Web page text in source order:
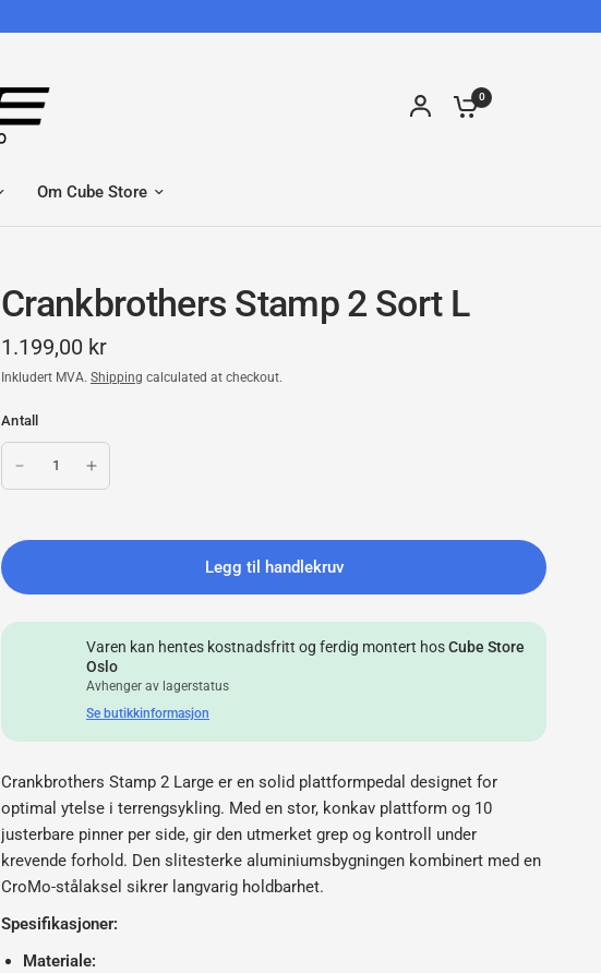
0
Om Cube Store
Crankbrothers Stamp 2 Sort L
1.199,00 kr
Inkludert MVA. Shipping calculated at checkout.
Antall
Legg til handlekruv
Varen kan hentes kostnadsfritt og ferdig montert hosCube Store
Oslo
Avhenger av lagerstatus
Se butikkinformasjon
Crankbrothers Stamp 2 Large er en solid plattformpedal designet for
optimal ytelse i terrengsykling. Med en stor, konkav plattform og 10
justerbare pinner per side, gir den utmerket grep og kontroll under
krevende forhold. Den slitesterke aluminiumsbygningen kombinert med en
CroMo-stålaksel sikrer langvarig holdbarhet.
Spesifikasjoner:
Materiale: